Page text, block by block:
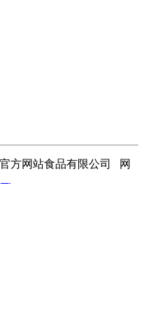
方网站食品有限公司 网